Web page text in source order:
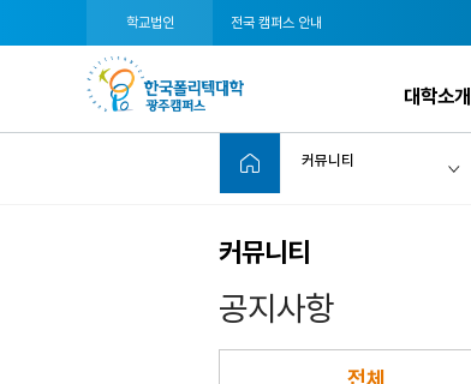
학교법인 전국 캠퍼스 안내
대학소개
커뮤니티
커뮤니티
공지사항
전체